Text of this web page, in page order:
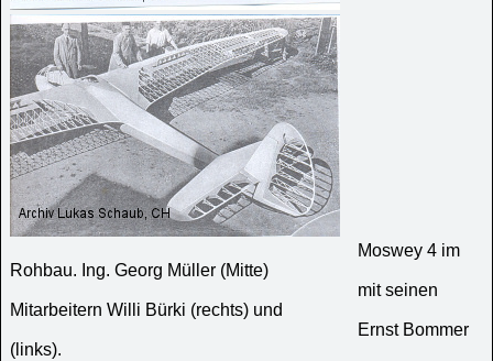
Moswey 4 im
Rohbau. Ing. Georg Müller (Mitte)
mit seinen
Mitarbeitern Willi Bürki (rechts) und
Ernst Bommer
(links).